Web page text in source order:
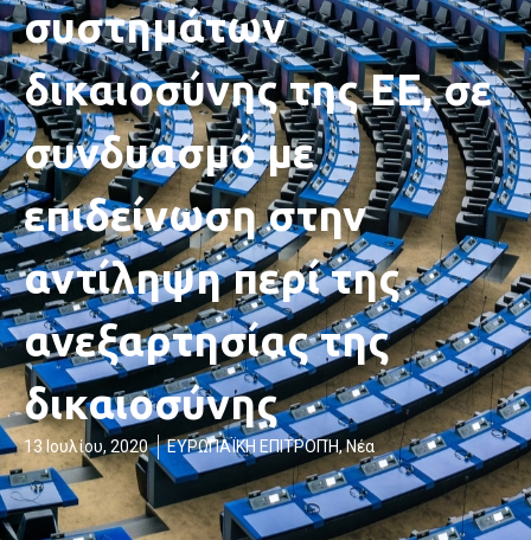
συστημάτων
δικαιοσύνης της ΕΕ, σε
συνδυασμό με
επιδείνωση στην
αντίληψη περί της
ανεξαρτησίας της
δικαιοσύνης
13 Ιουλίου, 2020 ΕΥΡΩΠΑΪΚΗ ΕΠΙΤΡΟΠΉ,Νέα